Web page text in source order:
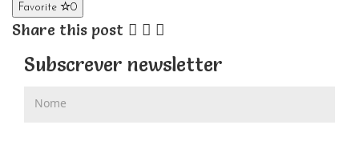
Favorite 0
Share this post
Subscrever newsletter